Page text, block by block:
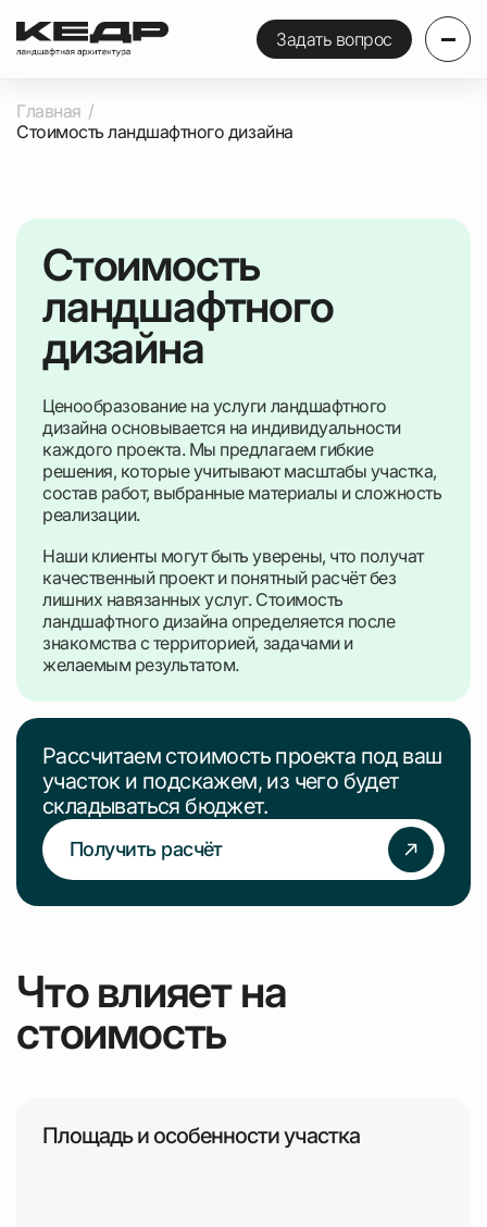
Задать вопрос
Главная
Стоимость ландшафтного дизайна
Стоимость
ландшафтного
дизайна
Ценообразование на услуги ландшафтного
дизайна основывается на индивидуальности
каждого проекта. Мы предлагаем гибкие
решения, которые учитывают масштабы участка,
состав работ, выбранные материалы и сложность
реализации.
Наши клиенты могут быть уверены, что получат
качественный проект и понятный расчёт без
лишних навязанных услуг. Стоимость
ландшафтного дизайна определяется после
знакомства с территорией, задачами и
желаемым результатом.
Рассчитаем стоимость проекта под ваш
участок и подскажем, из чего будет
складываться бюджет.
Получить расчёт
Что влияет на
стоимость
Площадь и особенности участка